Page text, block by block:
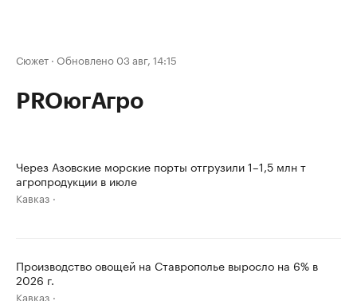
Сюжет · Обновлено 03 авг, 14:15
PROюгАгро
Через Азовские морские порты отгрузили 1–1,5 млн т
агропродукции в июле
Кавказ
Производство овощей на Ставрополье выросло на 6% в
2026 г.
Кавказ